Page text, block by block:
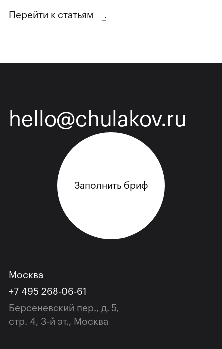
Перейти к статьям
hello@chulakov.ru
Заполнить бриф
Москва
+7 495 268-06-61
Берсеневский пер., д. 5,
cтр. 4, 3-й эт., Москва